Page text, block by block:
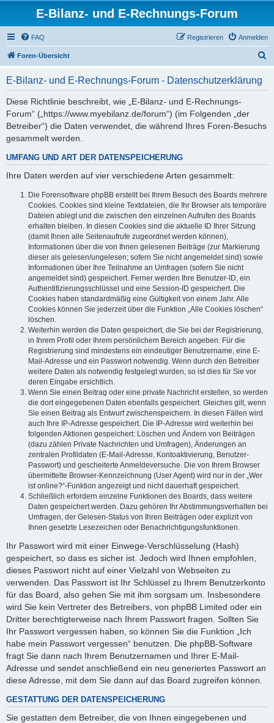
E-Bilanz- und E-Rechnungs-Forum
FAQ Anmelden
Registrieren
Foren-Übersicht
E-Bilanz- und E-Rechnungs-Forum - Datenschutzerklärung
Diese Richtlinie beschreibt, wie „E-Bilanz- und E-Rechnungs-
Forum“ („https://www.myebilanz.de/forum“) (im Folgenden „der
Betreiber“) die Daten verwendet, die während Ihres Foren-Besuchs
gesammelt werden.
UMFANG UND ART DER DATENSPEICHERUNG
Ihre Daten werden auf vier verschiedene Arten gesammelt:
Die Forensoftware phpBB erstellt bei Ihrem Besuch des Boards mehrere
Cookies. Cookies sind kleine Textdateien, die Ihr Browser als temporäre
Dateien ablegt und die zwischen den einzelnen Aufrufen des Boards
erhalten bleiben. In diesen Cookies sind die aktuelle ID Ihrer Sitzung
(damit Ihnen alle Seitenaufrufe zugeordnet werden können),
Informationen über die von Ihnen gelesenen Beiträge (zur Markierung
dieser als gelesen/ungelesen; sofern Sie nicht angemeldet sind) sowie
Informationen über Ihre Teilnahme an Umfragen (sofern Sie nicht
angemeldet sind) gespeichert. Ferner werden Ihre Benutzer-ID, ein
Authentifizierungsschlüssel und eine Session-ID gespeichert. Die
Cookies haben standardmäßig eine Gültigkeit von einem Jahr. Alle
Cookies können Sie jederzeit über die Funktion „Alle Cookies löschen“
löschen.
Weiterhin werden die Daten gespeichert, die Sie bei der Registrierung,
in Ihrem Profil oder Ihrem persönlichem Bereich angeben. Für die
Registrierung sind mindestens ein eindeutiger Benutzername, eine E-
Mail-Adresse und ein Passwort notwendig. Wenn durch den Betreiber
weitere Daten als notwendig festgelegt wurden, so ist dies für Sie vor
deren Eingabe ersichtlich.
Wenn Sie einen Beitrag oder eine private Nachricht erstellen, so werden
die dort eingegebenen Daten ebenfalls gespeichert. Gleiches gilt, wenn
Sie einen Beitrag als Entwurf zwischenspeichern. In diesen Fällen wird
auch Ihre IP-Adresse gespeichert. Die IP-Adresse wird weiterhin bei
folgenden Aktionen gespeichert: Löschen und Ändern von Beiträgen
(dazu zählen Private Nachrichten und Umfragen), Änderungen an
zentralen Profildaten (E-Mail-Adresse, Kontoaktivierung, Benutzer-
Passwort) und gescheiterte Anmeldeversuche. Die von Ihrem Browser
übermittelte Browser-Kennzeichnung (User Agent) wird nur in der „Wer
ist online?“-Funktion angezeigt und nicht dauerhaft gespeichert.
Schließlich erfordern einzelne Funktionen des Boards, dass weitere
Daten gespeichert werden. Dazu gehören Ihr Abstimmungsverhalten bei
Umfragen, der Gelesen-Status von Ihren Beiträgen oder explizit von
Ihnen gesetzte Lesezeichen oder Benachrichtigungsfunktionen.
Ihr Passwort wird mit einer Einwege-Verschlüsselung (Hash)
gespeichert, so dass es sicher ist. Jedoch wird Ihnen empfohlen,
dieses Passwort nicht auf einer Vielzahl von Webseiten zu
verwenden. Das Passwort ist Ihr Schlüssel zu Ihrem Benutzerkonto
für das Board, also gehen Sie mit ihm sorgsam um. Insbesondere
wird Sie kein Vertreter des Betreibers, von phpBB Limited oder ein
Dritter berechtigterweise nach Ihrem Passwort fragen. Sollten Sie
Ihr Passwort vergessen haben, so können Sie die Funktion „Ich
habe mein Passwort vergessen“ benutzen. Die phpBB-Software
fragt Sie dann nach Ihrem Benutzernamen und Ihrer E-Mail-
Adresse und sendet anschließend ein neu generiertes Passwort an
diese Adresse, mit dem Sie dann auf das Board zugreifen können.
GESTATTUNG DER DATENSPEICHERUNG
Sie gestatten dem Betreiber, die von Ihnen eingegebenen und